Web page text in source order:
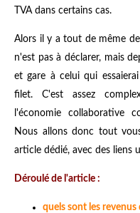
TVA dans certains cas.
Alors il y a tout de même
n'est pas à déclarer, mais
et gare à celui qui
filet. C'est assez
l'économie collaborative
Nous allons donc tout
article dédié, avec des liens
Déroulé de l'article :
quels sont les revenus